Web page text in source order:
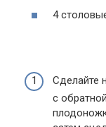
4
Сделайте
с